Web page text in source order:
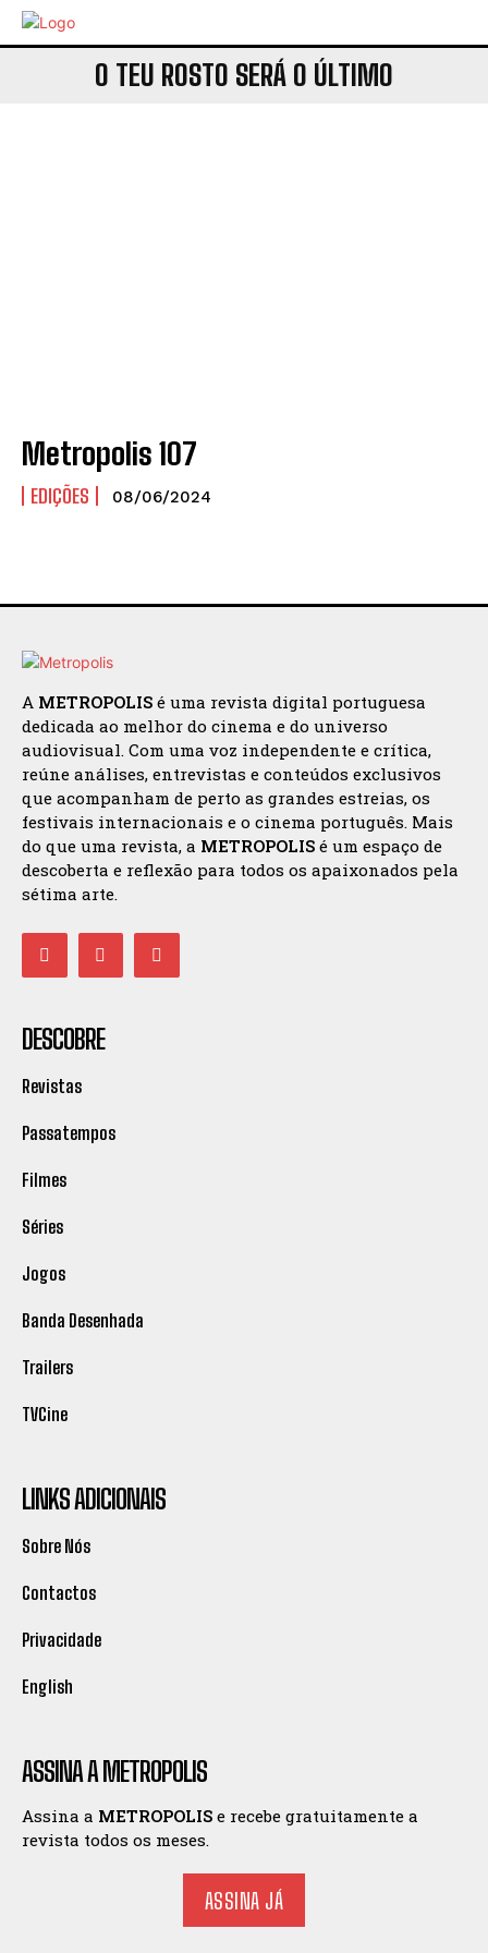
O TEU ROSTO SERÁ O ÚLTIMO
Metropolis 107
EDIÇÕES 08/06/2024
A METROPOLIS é uma revista digital portuguesa
dedicada ao melhor do cinema e do universo
audiovisual. Com uma voz independente e crítica,
reúne análises, entrevistas e conteúdos exclusivos
que acompanham de perto as grandes estreias, os
festivais internacionais e o cinema português. Mais
do que uma revista, a METROPOLIS é um espaço de
descoberta e reflexão para todos os apaixonados pela
sétima arte.
DESCOBRE
Revistas
Passatempos
Filmes
Séries
Jogos
Banda Desenhada
Trailers
TVCine
LINKS ADICIONAIS
Sobre Nós
Contactos
Privacidade
English
ASSINA A METROPOLIS
Assina a METROPOLIS e recebe gratuitamente a
revista todos os meses.
ASSINA JÁ